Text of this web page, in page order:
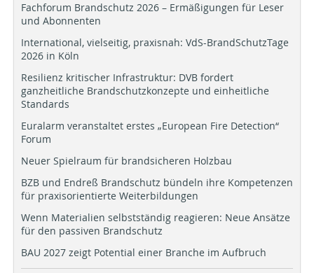
Fachforum Brandschutz 2026 – Ermäßigungen für Leser
und Abonnenten
International, vielseitig, praxisnah: VdS-BrandSchutzTage
2026 in Köln
Resilienz kritischer Infrastruktur: DVB fordert
ganzheitliche Brandschutzkonzepte und einheitliche
Standards
Euralarm veranstaltet erstes „European Fire Detection“
Forum
Neuer Spielraum für brandsicheren Holzbau
BZB und Endreß Brandschutz bündeln ihre Kompetenzen
für praxisorientierte Weiterbildungen
Wenn Materialien selbstständig reagieren: Neue Ansätze
für den passiven Brandschutz
BAU 2027 zeigt Potential einer Branche im Aufbruch